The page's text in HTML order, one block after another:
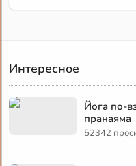
Интересное
Йога по-
пранаяма
52342